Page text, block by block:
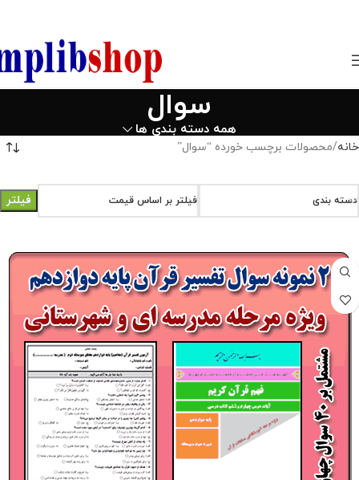
سوال
همه دسته بندی ها
خانه محصولات برچسب خورده “سوال”
دسته بندی فیلتر بر اساس قیمت فیلتر